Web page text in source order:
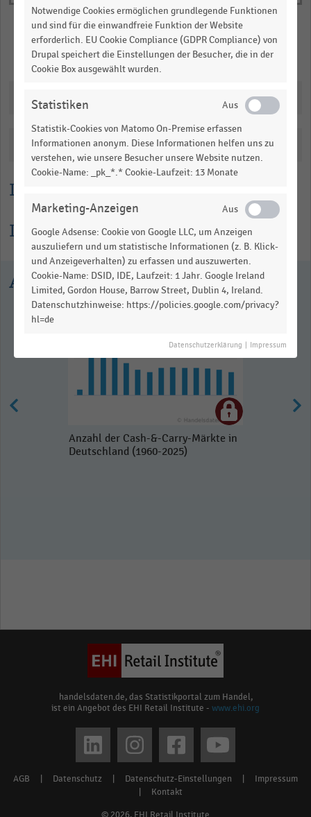
Lesehilfe
Informationen zur Statistik
Carry-
Märkte
(absolut).
Range:
View
table.
Merken Teilen
Katalogisierung
Ausgewählte Statistiken
Anzahl der Cash-&-Carry-Märkte in
Deutschland (1960-2025)
handelsdaten.de, das Statistikportal zum Handel,
ist ein Angebot des EHI Retail Institute - www.ehi.org
Footer
AGB Datenschutz Datenschutz-Einstellungen
Impressum
Kontakt
Notwendige Cookies ermöglichen grundlegende Funktionen
und sind für die einwandfreie Funktion der Website
erforderlich. EU Cookie Compliance (GDPR Compliance) von
Drupal speichert die Einstellungen der Besucher, die in der
Cookie Box ausgewählt wurden.
Statistiken
Statistik-Cookies von Matomo On-Premise erfassen
Informationen anonym. Diese Informationen helfen uns zu
verstehen, wie unsere Besucher unsere Website nutzen.
Cookie-Name: _pk_*.* Cookie-Laufzeit: 13 Monate
Marketing-Anzeigen
Google Adsense: Cookie von Google LLC, um Anzeigen
auszuliefern und um statistische Informationen (z. B. Klick-
und Anzeigeverhalten) zu erfassen und auszuwerten.
Cookie-Name: DSID, IDE, Laufzeit: 1 Jahr. Google Ireland
Limited, Gordon House, Barrow Street, Dublin 4, Ireland.
Datenschutzhinweise: https://policies.google.com/privacy?
hl=de
Datenschutzerklärung Impressum